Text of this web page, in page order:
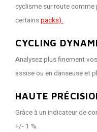
cyclisme sur route comme
certainspacks).
CYCLING
Analysez plus finement
assise ou en danseuse et
HAUTE
Grâce à un indicateur de
+/- 1 %.